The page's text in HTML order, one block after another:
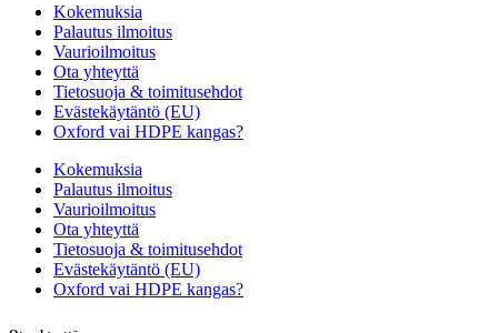
Kokemuksia
Palautus ilmoitus
Vaurioilmoitus
Ota yhteyttä
Tietosuoja & toimitusehdot
Evästekäytäntö (EU)
Oxford vai HDPE kangas?
Kokemuksia
Palautus ilmoitus
Vaurioilmoitus
Ota yhteyttä
Tietosuoja & toimitusehdot
Evästekäytäntö (EU)
Oxford vai HDPE kangas?